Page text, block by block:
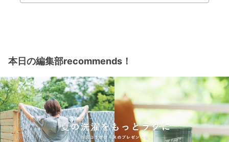
本日の編集部recommends！